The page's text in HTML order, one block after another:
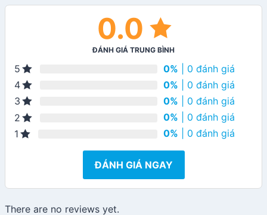
0.0
ĐÁNH GIÁ TRUNG BÌNH
5 0% | 0 đánh giá
4
0% | 0 đánh giá
3
0% | 0 đánh giá
2
0% | 0 đánh giá
1
0% | 0 đánh giá
ĐÁNH GIÁ NGAY
There are no reviews yet.